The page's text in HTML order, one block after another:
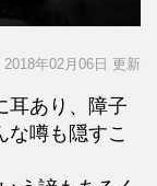
2018年02月06日 更新
耳あり、障子
な噂も隠すこ